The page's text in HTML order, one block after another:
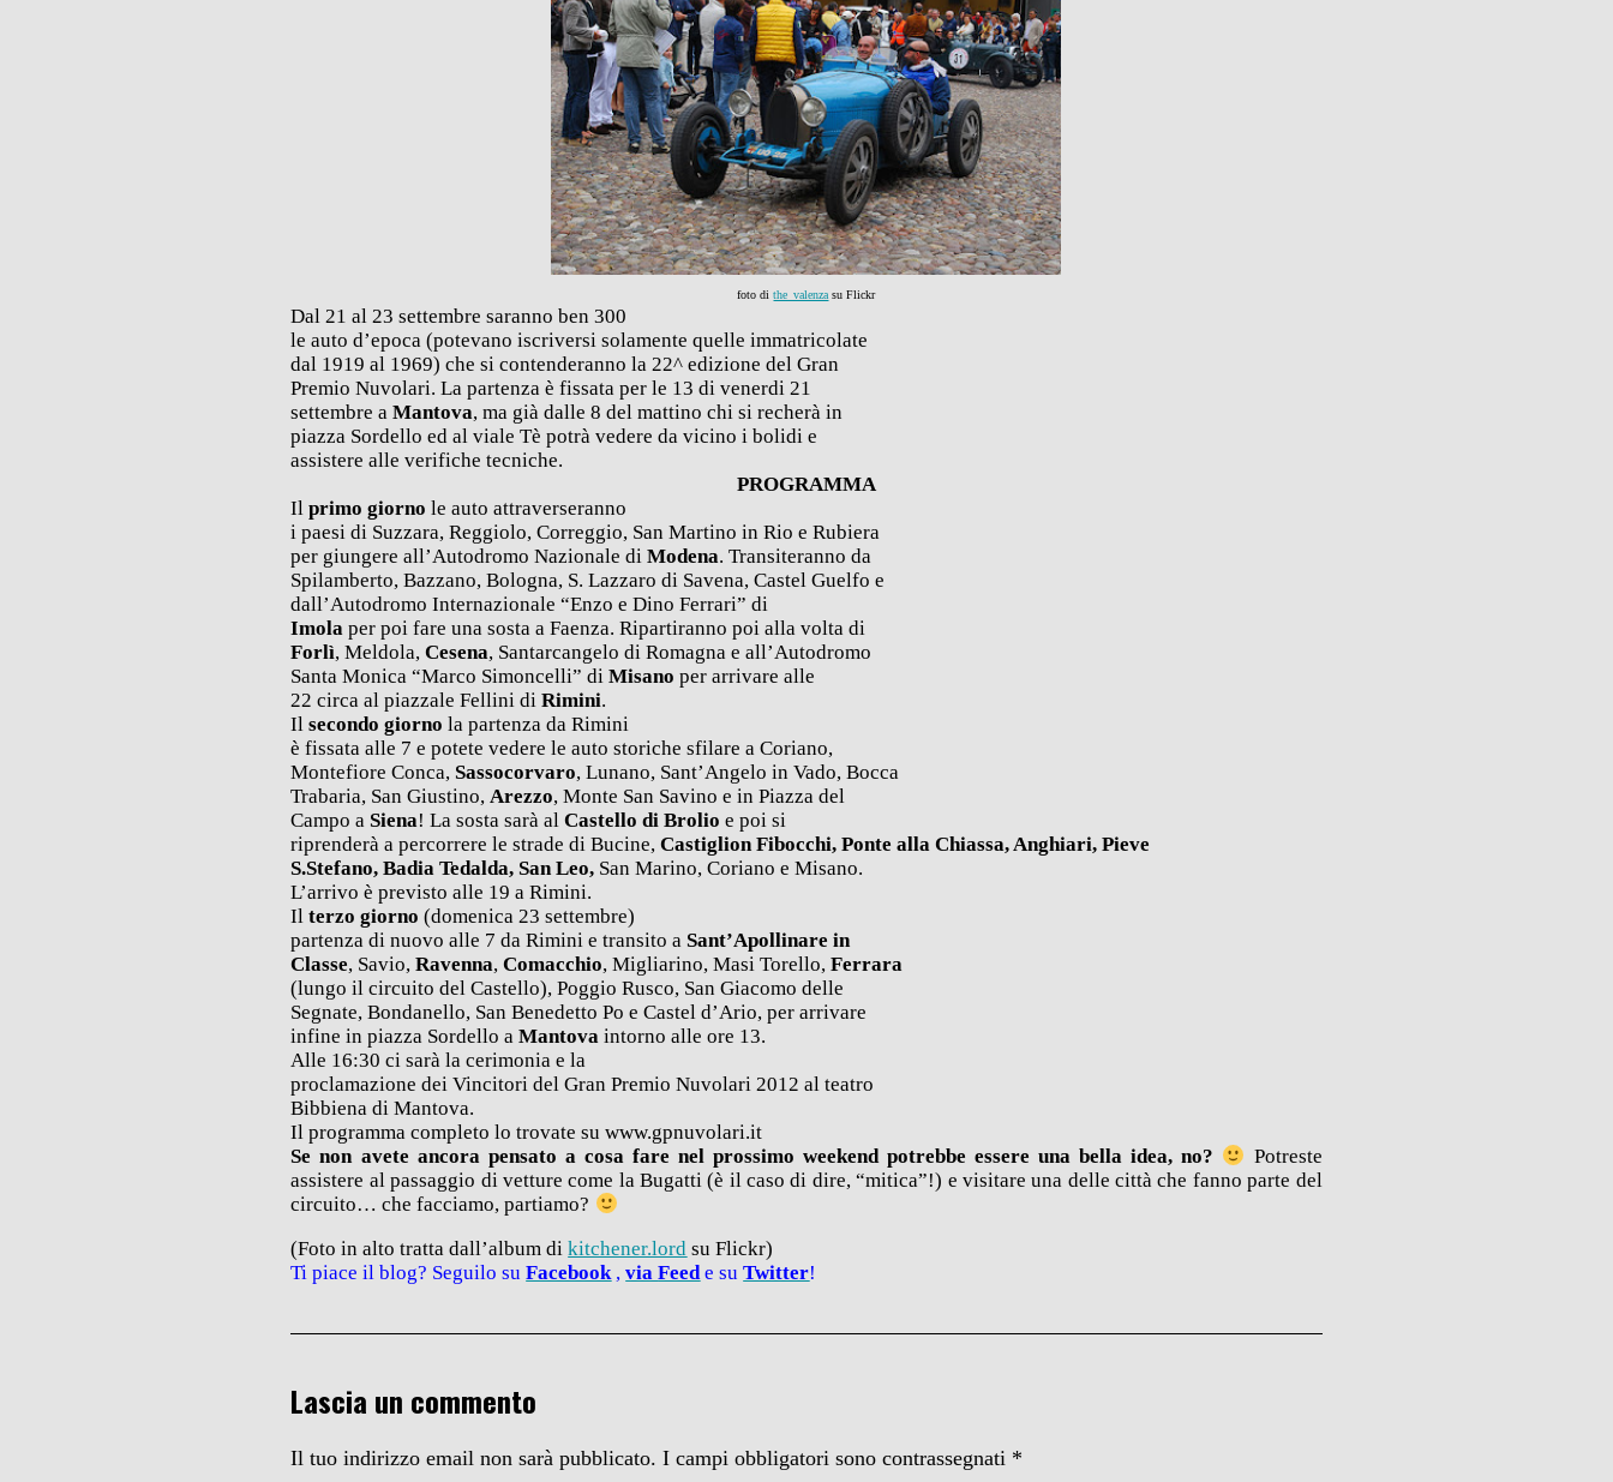
foto dithe_valenza su Flickr
Dal 21 al 23 settembre saranno ben 300
le auto d’epoca (potevano iscriversi solamente quelle immatricolate
dal 1919 al 1969) che si contenderanno la 22^ edizione del Gran
Premio Nuvolari. La partenza è fissata per le 13 di venerdi 21
settembre aMantova, ma già dalle 8 del mattino chi si recherà in
piazza Sordello ed al viale Tè potrà vedere da vicino i bolidi e
assistere alle verifiche tecniche.
PROGRAMMA
Ilprimo giorno le auto attraverseranno
i paesi di Suzzara, Reggiolo, Correggio, San Martino in Rio e Rubiera
per giungere all’Autodromo Nazionale diModena. Transiteranno da
Spilamberto, Bazzano, Bologna, S. Lazzaro di Savena, Castel Guelfo e
dall’Autodromo Internazionale “Enzo e Dino Ferrari” di
Imolaper poi fare una sosta a Faenza. Ripartiranno poi alla volta di
Forlì, Meldola,Cesena, Santarcangelo di Romagna e all’Autodromo
Santa Monica “Marco Simoncelli” diMisanoper arrivare alle
22 circa al piazzale Fellini diRimini.
Ilsecondo giorno la partenza da Rimini
è fissata alle 7 e potete vedere le auto storiche sfilare a Coriano,
Montefiore Conca, Sassocorvaro, Lunano, Sant’Angelo in Vado, Bocca
Trabaria, San Giustino,Arezzo, Monte San Savino e in Piazza del
Campo a Siena! La sosta sarà alCastello di Brolio e poi si
riprenderà a percorrere le strade di Bucine, Castiglion Fibocchi, Ponte alla Chiassa, Anghiari, Pieve
S.Stefano, Badia Tedalda, San Leo, San Marino, Coriano e Misano.
L’arrivo è previsto alle 19 a Rimini.
Ilterzo giorno (domenica 23 settembre)
partenza di nuovo alle 7 da Rimini e transito a Sant’Apollinare in
Classe, Savio,Ravenna,Comacchio, Migliarino, Masi Torello,Ferrara
(lungo il circuito del Castello), Poggio Rusco, San Giacomo delle
Segnate, Bondanello, San Benedetto Po e Castel d’Ario, per arrivare
infine in piazza Sordello aMantovaintorno alle ore 13.
Alle 16:30 ci sarà la cerimonia e la
proclamazione dei Vincitori del Gran Premio Nuvolari 2012 al teatro
Bibbiena di Mantova.
Il programma completo lo trovate su www.gpnuvolari.it
Se non avete ancora pensato a cosa fare nel prossimo weekend potrebbe essere una bella idea, no?
Potreste
assistere al passaggio di vetture come la Bugatti (è il caso di dire, “mitica”!) e visitare una delle città che fanno parte del
circuito… che facciamo, partiamo?
(Foto in alto tratta dall’album dikitchener.lord su Flickr)
Ti piace il blog? Seguilo su Facebook ,viaFeed e suTwitter!
Lascia un commento
Il tuo indirizzo email non sarà pubblicato. I campi obbligatori sono contrassegnati *